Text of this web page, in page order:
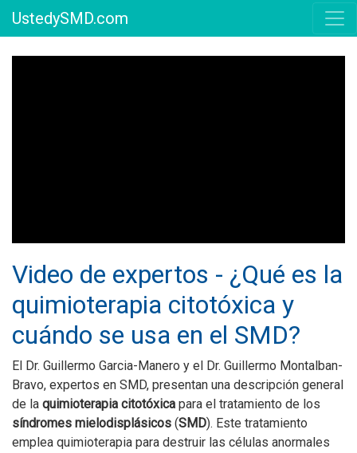
UstedySMD.com
Video de expertos - ¿Qué es la
quimioterapia citotóxica y
cuándo se usa en el SMD?
El Dr. Guillermo Garcia-Manero y el Dr. Guillermo Montalban-
Bravo, expertos en SMD, presentan una descripción general
de la quimioterapia citotóxica para el tratamiento de los
síndromes mielodisplásicos (SMD). Este tratamiento
emplea quimioterapia para destruir las células anormales